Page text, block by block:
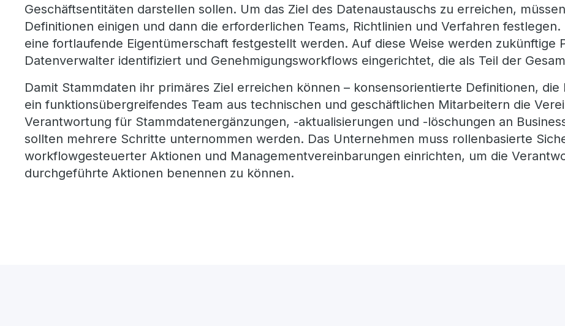
Geschäftsentitäten darstellen sollen. Um das Ziel des Datenaustauschs zu erreichen,
Definitionen einigen und dann die erforderlichen Teams, Richtlinien und Verfahren
eine fortlaufende Eigentümerschaft festgestellt werden. Auf diese Weise werden zukünftige
Datenverwalter identifiziert und Genehmigungsworkflows eingerichtet, die als Teil der
Damit Stammdaten ihr primäres Ziel erreichen können – konsensorientierte Definitionen,
ein funktionsübergreifendes Team aus technischen und geschäftlichen Mitarbeitern die
Verantwortung für Stammdatenergänzungen, -aktualisierungen und -löschungen an
sollten mehrere Schritte unternommen werden. Das Unternehmen muss rollenbasierte
workflowgesteuerter Aktionen und Managementvereinbarungen einrichten, um die
durchgeführte Aktionen benennen zu können.